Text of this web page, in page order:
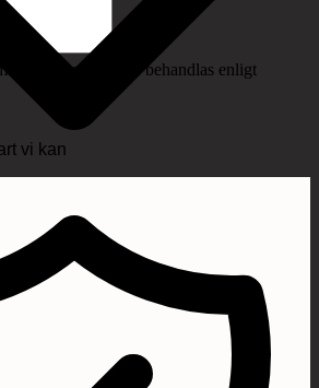
personuppgifter behandlas enligt
vi kan